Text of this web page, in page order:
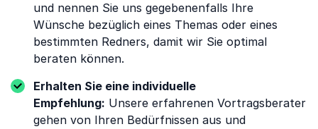
und nennen Sie uns gegebenenfalls Ihre
Wünsche bezüglich eines Themas oder eines
bestimmten Redners, damit wir Sie optimal
beraten können.
Erhalten Sie eine individuelle
Empfehlung: Unsere erfahrenen Vortragsberater
gehen von Ihren Bedürfnissen aus und